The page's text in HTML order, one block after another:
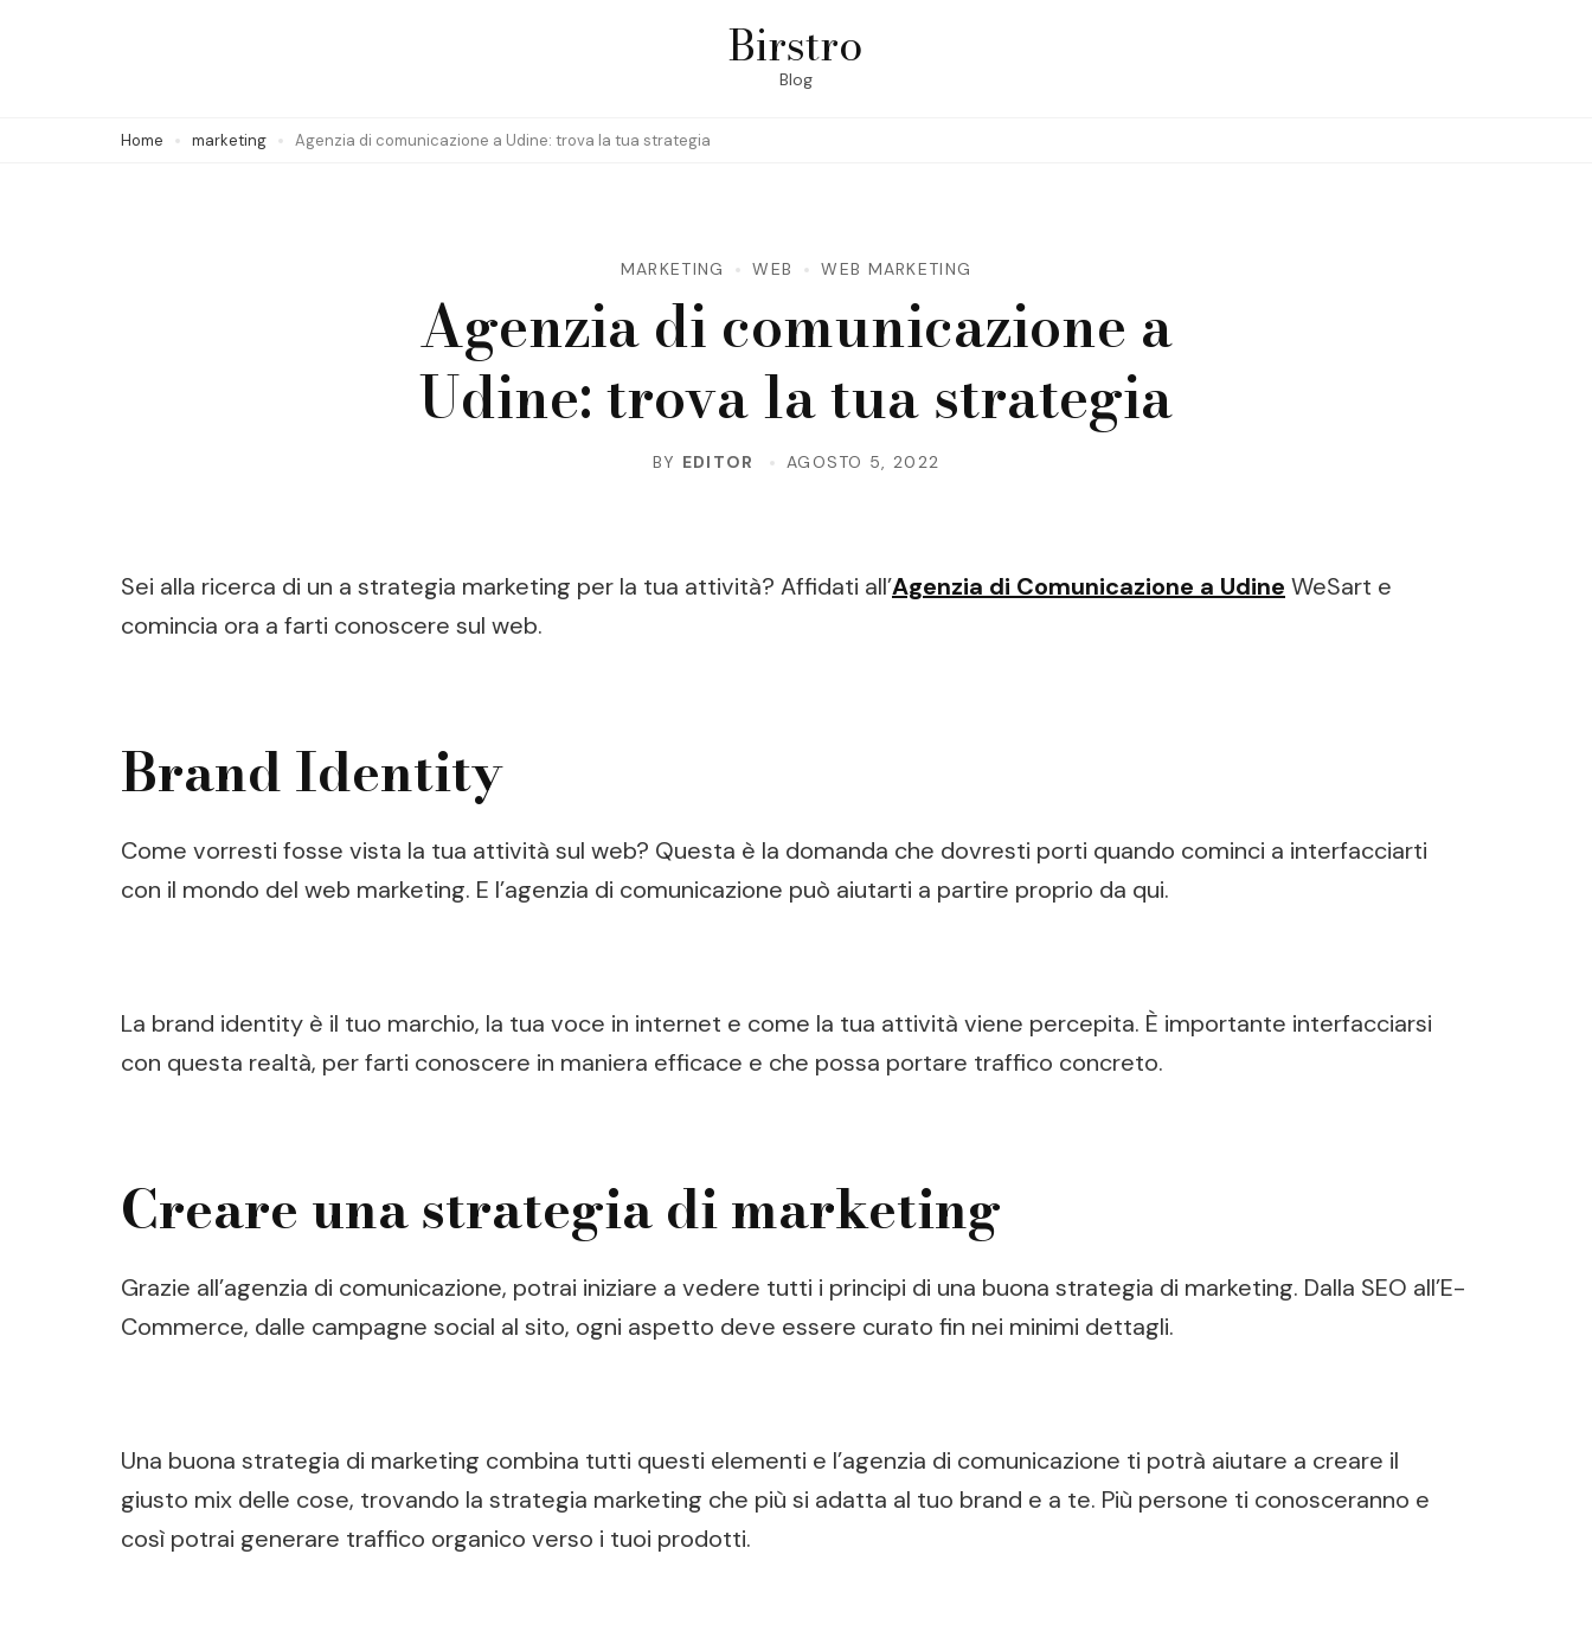
Birstro
Blog
Home marketing Agenzia di comunicazione a Udine: trova la tua strategia
MARKETING WEB WEB MARKETING
Agenzia di comunicazione a
Udine: trova la tua strategia
BY EDITOR AGOSTO 5, 2022
Sei alla ricerca di un a strategia marketing per la tua attività? Affidati all’Agenzia di Comunicazione a Udine WeSart e
comincia ora a farti conoscere sul web.
Brand Identity
Come vorresti fosse vista la tua attività sul web? Questa è la domanda che dovresti porti quando cominci a interfacciarti
con il mondo del web marketing. E l’agenzia di comunicazione può aiutarti a partire proprio da qui.
La brand identity è il tuo marchio, la tua voce in internet e come la tua attività viene percepita. È importante interfacciarsi
con questa realtà, per farti conoscere in maniera efficace e che possa portare traffico concreto.
Creare una strategia di marketing
Grazie all’agenzia di comunicazione, potrai iniziare a vedere tutti i principi di una buona strategia di marketing. Dalla SEO all’E-
Commerce, dalle campagne social al sito, ogni aspetto deve essere curato fin nei minimi dettagli.
Una buona strategia di marketing combina tutti questi elementi e l’agenzia di comunicazione ti potrà aiutare a creare il
giusto mix delle cose, trovando la strategia marketing che più si adatta al tuo brand e a te. Più persone ti conosceranno e
così potrai generare traffico organico verso i tuoi prodotti.